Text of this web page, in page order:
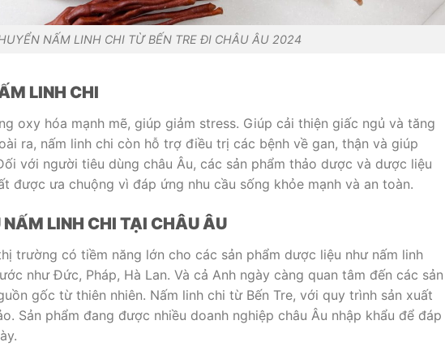
NẤM LINH CHI TỪ BẾN TRE ĐI CHÂU ÂU 2024
LINH CHI
oxy hóa mạnh mẽ, giúp giảm stress. Giúp cải thiện giấc ngủ và tăng
ra, nấm linh chi còn hỗ trợ điều trị các bệnh về gan, thận và giúp
với người tiêu dùng châu Âu, các sản phẩm thảo dược và dược liệu
được ưa chuộng vì đáp ứng nhu cầu sống khỏe mạnh và an toàn.
LINH CHI TẠI CHÂU ÂU
trường có tiềm năng lớn cho các sản phẩm dược liệu như nấm linh
như Đức, Pháp, Hà Lan. Và cả Anh ngày càng quan tâm đến các sản
gốc từ thiên nhiên. Nấm linh chi từ Bến Tre, với quy trình sản xuất
Sản phẩm đang được nhiều doanh nghiệp châu Âu nhập khẩu để đáp